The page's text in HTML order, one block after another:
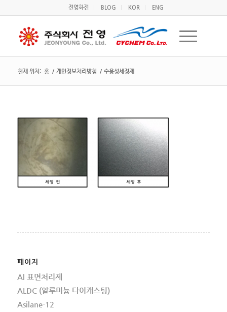
전영화전 BLOG KOR ENG
현재 위치: 홈 / 개인정보처리방침 / 수용성세정제
페이지
Al 표면처리제
ALDC (알루미늄 다이캐스팅)
Asilane-12